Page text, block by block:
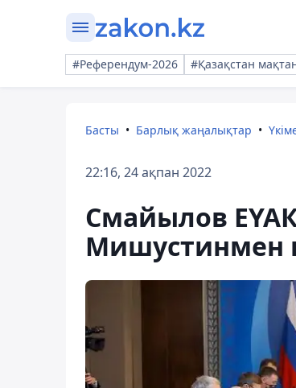
#Референдум-2026 #Қазақстан
Басты Барлық жаңалықтар
22:16, 24 ақпан 2022
Смайылов
Мишустинмен